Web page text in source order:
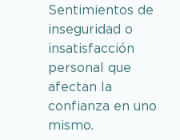
Sentimientos de
inseguridad o
insatisfacción
personal que
afectan la
confianza en uno
mismo.